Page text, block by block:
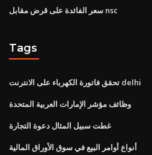
سعر الفائدة على قرض مقابل nsc
Tags
تحقق فاتورة الكهرباء على الانترنت delhi
وظائف مؤشر الإمارات العربية المتحدة
غطت سبيل المثال دعوة التجارة
أنواع أوامر البيع في سوق الأوراق المالية